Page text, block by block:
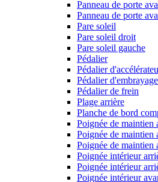
Panneau de porte
Panneau de porte
Pare soleil
Pare soleil droit
Pare soleil gauche
Pédalier
Pédalier
Pédalier d'embrayage
Pédalier de frein
Plage arrière
Planche de bord
Poignée de maintien
Poignée de maintien
Poignée de maintien
Poignée intérieur
Poignée intérieur
Poignée intérieur